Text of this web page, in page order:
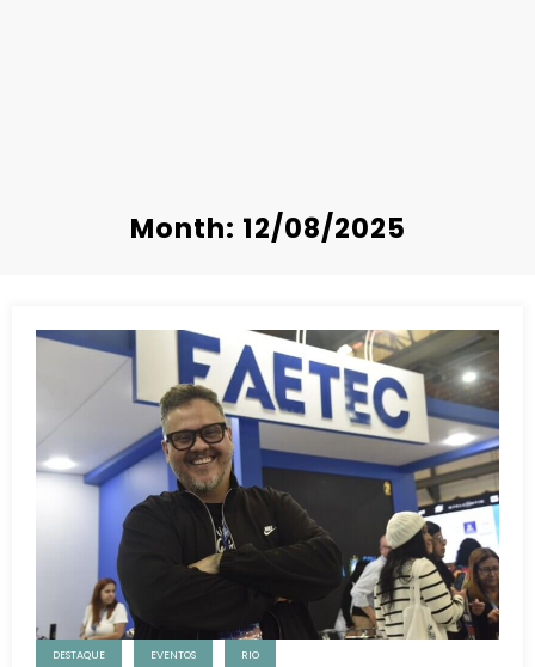
Month: 12/08/2025
DESTAQUE EVENTOS RIO